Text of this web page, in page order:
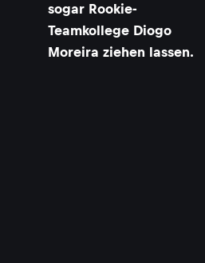
sogar Rookie-
Teamkollege Diogo
Moreira ziehen lassen.